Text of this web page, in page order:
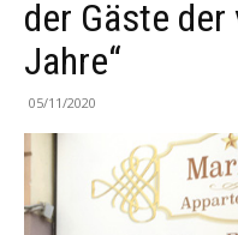
der Gäste
Jahre“
05/11/2020